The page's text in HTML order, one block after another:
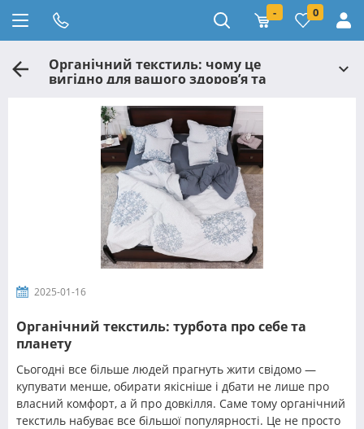
- 0
Органічний текстиль: чому це
вигідно для вашого здоров’я та
2025-01-16
Органічний текстиль: турбота про себе та
планету
Сьогодні все більше людей прагнуть жити свідомо —
купувати менше, обирати якісніше і дбати не лише про
власний комфорт, а й про довкілля. Саме тому органічний
текстиль набуває все більшої популярності. Це не просто